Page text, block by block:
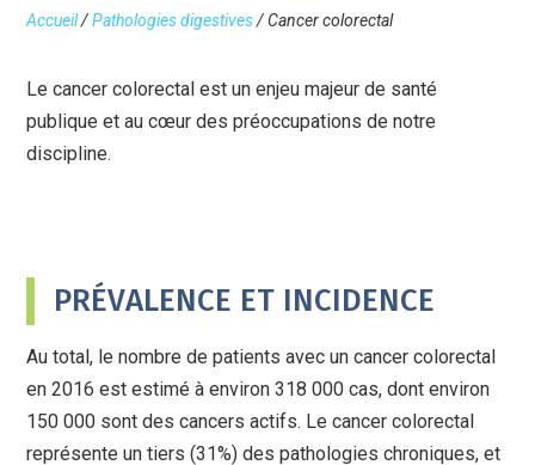
Accueil/Pathologies digestives/Cancer colorectal
Le cancer colorectal est un enjeu majeur de santé
publique et au cœur des préoccupations de notre
discipline.
PRÉVALENCE ET INCIDENCE
Au total, le nombre de patients avec un cancer colorectal
en 2016 est estimé à environ 318 000 cas, dont environ
150 000 sont des cancers actifs. Le cancer colorectal
représente un tiers (31%) des pathologies chroniques, et